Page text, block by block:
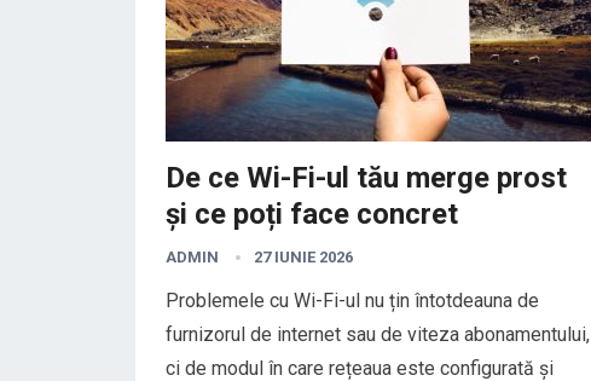
De ce Wi-Fi-ul tău merge prost
și ce poți face concret
ADMIN 27 IUNIE 2026
Problemele cu Wi-Fi-ul nu țin întotdeauna de
furnizorul de internet sau de viteza abonamentului,
ci de modul în care rețeaua este configurată și